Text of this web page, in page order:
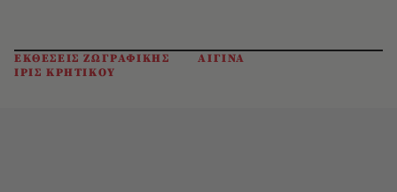
ΕΚΘΕΣΕΙΣ ΖΩΓΡΑΦΙΚΗΣ
ΑΙΓΙΝΑ
ΙΡΙΣ ΚΡΗΤΙΚΟΥ